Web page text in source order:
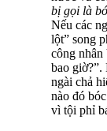
bị gọi là
Nếu các
lột” song
công
bao giờ?”.
ngài chả
nào đó
vì tội phỉ